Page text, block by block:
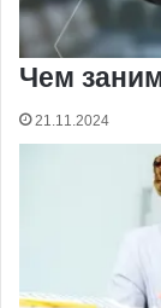
Чем
21.11.2024